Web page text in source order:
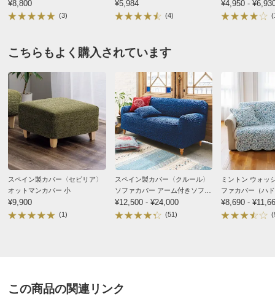
■スペイン製
■丸洗いができます。
ディノスのサイズ
商品の特徴
洗濯機ネット
ネットを利用すればご家庭の洗濯機で洗えます。
2021/05/21
1枚 アップル
青森県
肌触りがとても良く、色も可愛く他のクッションも変え
ようと思ってます。
2019/02/02
お得な同色2枚組 アップル
東京都
クッションになったのに
少し残念です。生地は、伸縮性があり織柄が可愛いかな
¥8,800
(3)
クッションカバー】
¥5,984
(4)
¥4,950 -
こちらもよく購入されています
スペイン製カバー〈セビリア〉
オットマンカバー 小
¥9,900
(1)
スペイン製カバー〈クルール〉
ソファカバー アーム付きソファ
タイプ
¥12,500 - ¥24,000
(51)
ミントン ウォッ
ファカバー（ハ
¥8,690 -
この商品の関連リンク